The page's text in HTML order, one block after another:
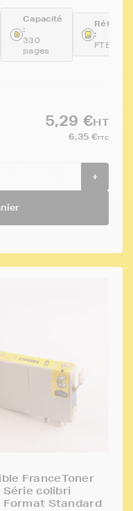
Capacité
:
330
pages
:
5,29 €HT
6,35 €TTC
+
FranceToner
Série colibri
Format Standard